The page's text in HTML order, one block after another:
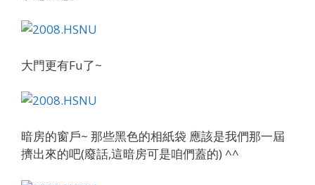
大門更有Fu了~
暗房的窗戶~ 那些黑色的相紙袋 應該是我們那一屆
擠出來的吧(廢話,這暗房可是咱們蓋的) ^^